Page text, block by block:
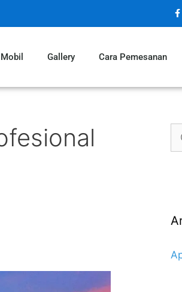
Gallery Cara Pemesanan